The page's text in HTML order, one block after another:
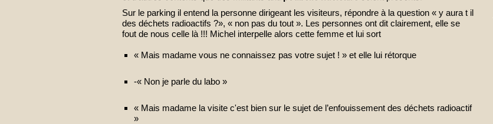
Sur le parking il entend la personne dirigeant les visiteurs, répondre à la question « y aura t il
des déchets radioactifs ?», « non pas du tout ». Les personnes ont dit clairement, elle se
fout de nous celle là !!! Michel interpelle alors cette femme et lui sort
« Mais madame vous ne connaissez pas votre sujet ! » et elle lui rétorque
-« Non je parle du labo »
« Mais madame la visite c'est bien sur le sujet de l’enfouissement des déchets radioactif
»